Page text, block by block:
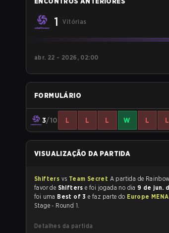
1 Vitórias
abr. 22 - 2026, 02:00
FORMULÁRIO
3/10 L L L W L L
VISUALIZAÇÃO DA PARTIDA
Shifters vs Team Secret
favor de Shifters e foi jogada no dia 9 de jun.
foi uma Best of 3e faz parte do Europe
Stage - Round 1.
Detalhes da partida